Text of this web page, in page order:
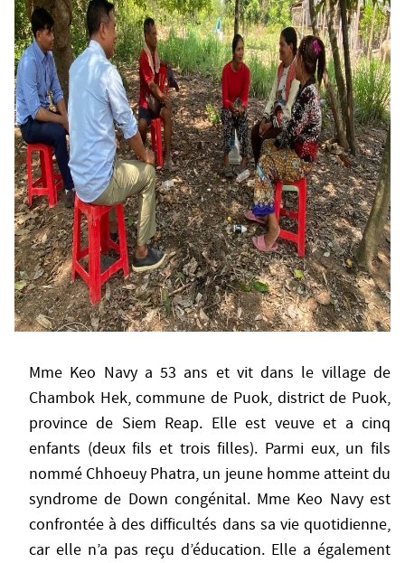
Mme Keo Navy a 53 ans et vit dans le village de
Chambok Hek, commune de Puok, district de Puok,
province de Siem Reap. Elle est veuve et a cinq
enfants (deux fils et trois filles). Parmi eux, un fils
nommé Chhoeuy Phatra, un jeune homme atteint du
syndrome de Down congénital. Mme Keo Navy est
confrontée à des difficultés dans sa vie quotidienne,
car elle n’a pas reçu d’éducation. Elle a également